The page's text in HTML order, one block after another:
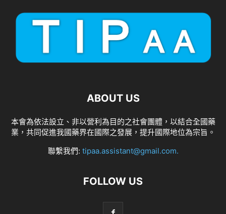
ABOUT US
本會為依法設立、非以營利為目的之社會團體，以結合全國藥
業，共同促進我國藥界在國際之發展，提升國際地位為宗旨。
聯繫我們: tipaa.assistant@gmail.com.
FOLLOW US